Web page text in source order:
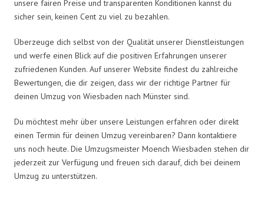
unsere fairen Preise und transparenten Konditionen kannst du
sicher sein, keinen Cent zu viel zu bezahlen.
Überzeuge dich selbst von der Qualität unserer Dienstleistungen
und werfe einen Blick auf die positiven Erfahrungen unserer
zufriedenen Kunden. Auf unserer Website findest du zahlreiche
Bewertungen, die dir zeigen, dass wir der richtige Partner für
deinen Umzug von Wiesbaden nach Münster sind.
Du möchtest mehr über unsere Leistungen erfahren oder direkt
einen Termin für deinen Umzug vereinbaren? Dann kontaktiere
uns noch heute. Die Umzugsmeister Moench Wiesbaden stehen dir
jederzeit zur Verfügung und freuen sich darauf, dich bei deinem
Umzug zu unterstützen.